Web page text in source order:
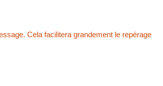
Cela facilitera grandement le repérage